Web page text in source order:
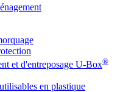
et d'entreposage U-Box®
en plastique